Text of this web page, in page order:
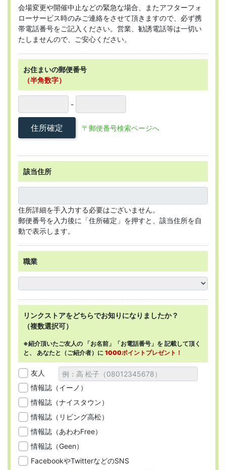
会場変更や開催中止などの緊急な場合、またアフターフォ
ローサービス時のみご連絡をさせて頂きますので、必ず携
帯電話番号をご記入ください。営業、勧誘電話等は一切い
たしませんので、ご安心ください。
お住まいの郵便番号
（半角数字）
-
住所確定 〒郵便番号検索ページへ
該当住所
住所詳細を手入力する必要はございません。
郵便番号を入力後に「住所確定」を押すと、該当住所を自
動で表示します。
職業
リンクストアをどちらでお知りになりましたか？
（複数選択可）
※紹介頂いたご友人の 「お名前」「お電話番号」を 記載して頂く
と、 あなたと（ご紹介者）に 1000ポイントプレゼント！
友人
情報誌（イーノ）
情報誌（ナイスタウン）
情報誌（リビング高松）
情報誌（あわわFree）
情報誌（Geen）
FacebookやTwitterなどのSNS